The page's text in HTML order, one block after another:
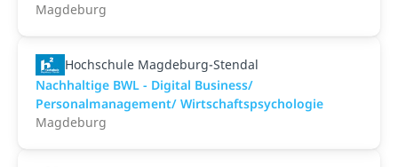
Magdeburg
Hochschule Magdeburg-Stendal
Nachhaltige BWL - Digital Business/
Personalmanagement/ Wirtschaftspsychologie
Magdeburg